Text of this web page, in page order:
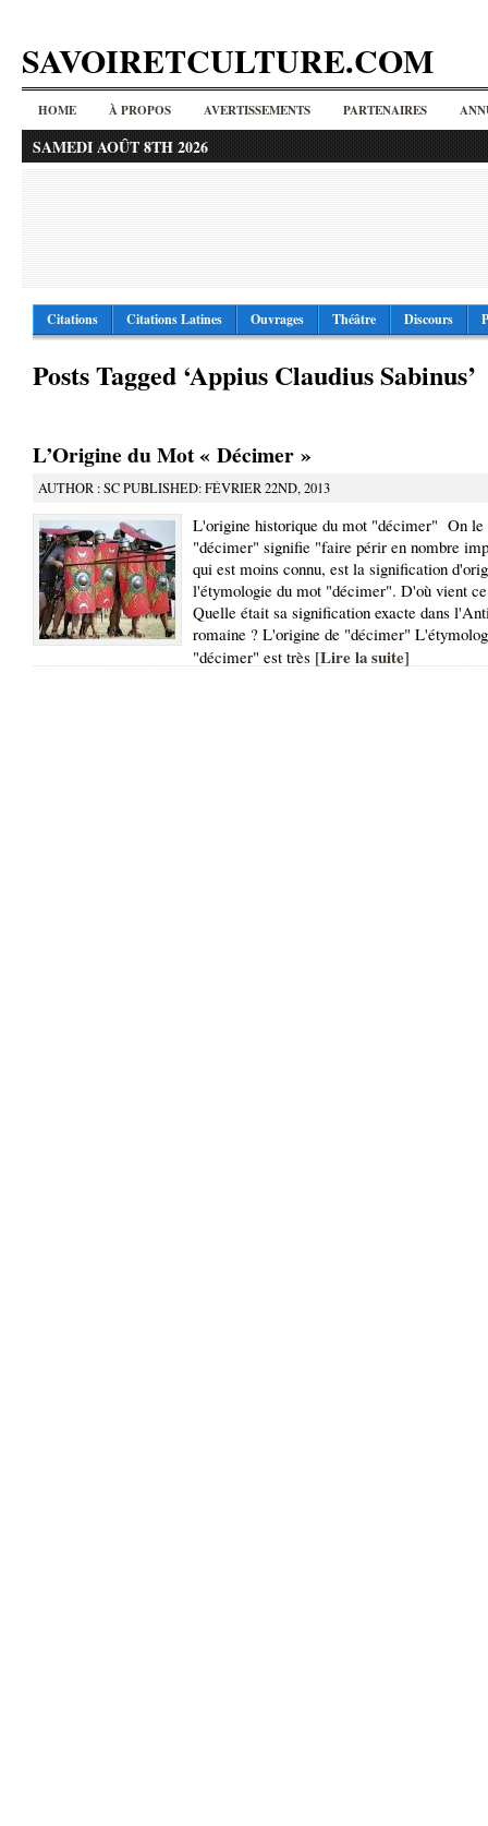
SAVOIRETCULTURE.COM
HOME À PROPOS AVERTISSEMENTS PARTENAIRES
SAMEDI AOÛT 8TH 2026
Citations Citations Latines Ouvrages Théâtre Discours
Posts Tagged ‘Appius Claudius Sabinus’
L’Origine du Mot « Décimer »
AUTHOR : SC PUBLISHED: FÉVRIER 22ND, 2013
L'origine historique du mot "décimer" On le
"décimer" signifie "faire périr en nombre
qui est moins connu, est la signification
l'étymologie du mot "décimer". D'où vient
Quelle était sa signification exacte dans
romaine ? L'origine de "décimer"
"décimer" est très [Lire la suite]